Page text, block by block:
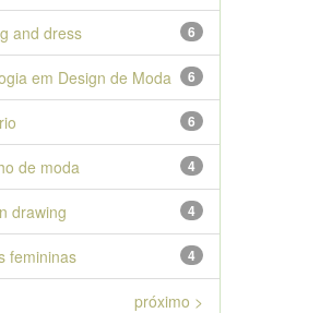
6
and dress
6
em Design de Moda
6
4
de moda
4
drawing
4
femininas
próximo >